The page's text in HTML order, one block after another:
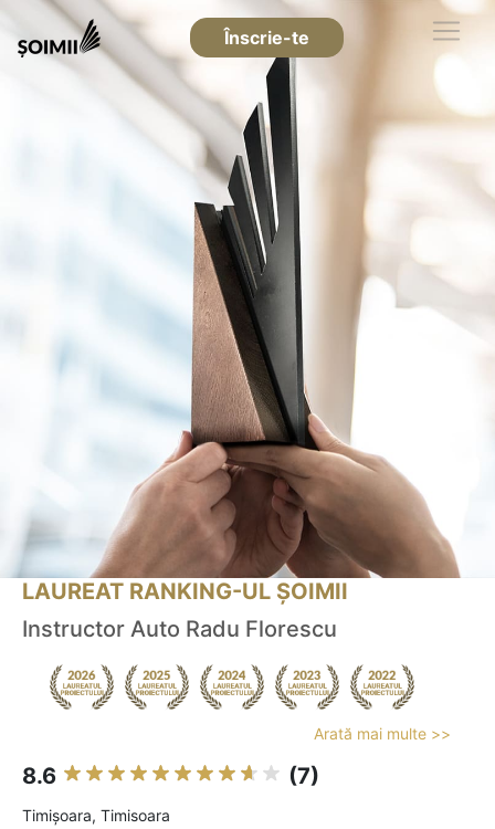
Înscrie-te
LAUREAT RANKING-UL ȘOIMII
Instructor Auto Radu Florescu
Arată mai multe >>
8.6 (7)
Timişoara, Timisoara